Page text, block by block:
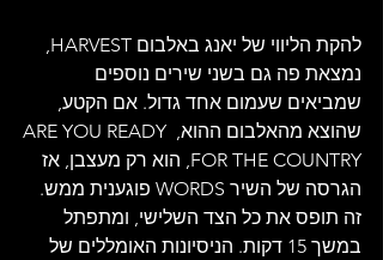
להקת הליווי של יאנג באלבום HARVEST,
נמצאת פה גם בשני שירים נוספים
שמביאים שעמום אחד גדול. אם הקטע,
שהוצא מהאלבום ההוא, ARE YOU READY
FOR THE COUNTRY, הוא רק מעצבן, אז
הגרסה של השיר WORDS פוגענית ממש.
זה תופס את כל הצד השלישי, ומתפתל
במשך 15 דקות. הניסיונות האומללים של